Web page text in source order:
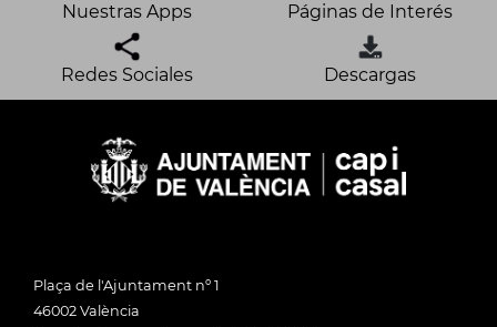
Nuestras Apps Páginas de Interés
Redes Sociales Descargas
Plaça de l'Ajuntament nº 1
46002 València